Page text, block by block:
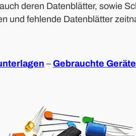
deren Datenblätter, sowie
und fehlende Datenblätter
– Gebrauchte Geräte